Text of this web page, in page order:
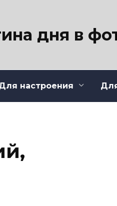
дня в
настроения